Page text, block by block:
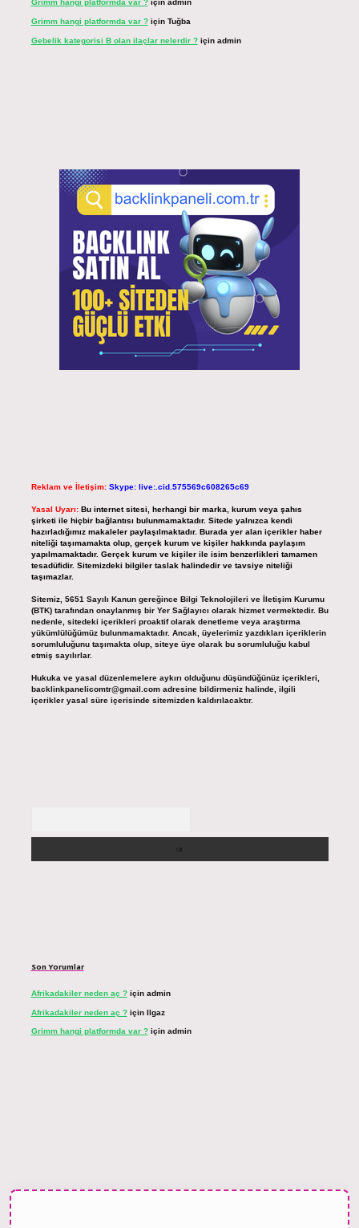
Grimm hangi platformda var ?için admin
Grimm hangi platformda var ?için Tuğba
Gebelik kategorisi B olan ilaçlar nelerdir ?için admin
Reklam ve İletişim: Skype: live:.cid.575569c608265c69
Yasal Uyarı: Bu internet sitesi, herhangi bir marka, kurum veya şahıs
şirketi ile hiçbir bağlantısı bulunmamaktadır. Sitede yalnızca kendi
hazırladığımız makaleler paylaşılmaktadır. Burada yer alan içerikler haber
niteliği taşımamakta olup, gerçek kurum ve kişiler hakkında paylaşım
yapılmamaktadır. Gerçek kurum ve kişiler ile isim benzerlikleri tamamen
tesadüfidir. Sitemizdeki bilgiler taslak halindedir ve tavsiye niteliği
taşımazlar.
Sitemiz, 5651 Sayılı Kanun gereğince Bilgi Teknolojileri ve İletişim Kurumu
(BTK) tarafından onaylanmış bir Yer Sağlayıcı olarak hizmet vermektedir. Bu
nedenle, sitedeki içerikleri proaktif olarak denetleme veya araştırma
yükümlülüğümüz bulunmamaktadır. Ancak, üyelerimiz yazdıkları içeriklerin
sorumluluğunu taşımakta olup, siteye üye olarak bu sorumluluğu kabul
etmiş sayılırlar.
Hukuka ve yasal düzenlemelere aykırı olduğunu düşündüğünüz içerikleri,
backlinkpanelicomtr@gmail.comadresine bildirmeniz halinde, ilgili
içerikler yasal süre içerisinde sitemizden kaldırılacaktır.
Son Yorumlar
Afrikadakiler neden aç ?için admin
Afrikadakiler neden aç ?için Ilgaz
Grimm hangi platformda var ?için admin